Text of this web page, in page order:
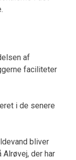
af
faciliteter
i de senere
bliver
der har